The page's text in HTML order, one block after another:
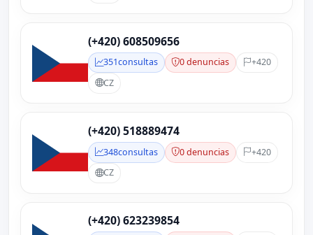
(+420) 608509656
351consultas 0 denuncias
+420
CZ
(+420) 518889474
348consultas 0 denuncias
+420
CZ
(+420) 623239854